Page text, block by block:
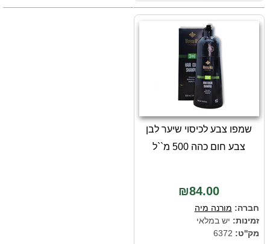
שמפו צבע לכיסוי שיער לבן
צבע חום כהה 500 מ``ל
₪84.00
חברה: מורנה מיה
זמינות: יש במלאי
מק''ט: